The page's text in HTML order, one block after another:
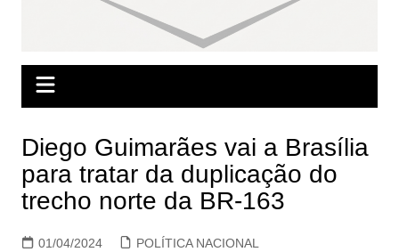
Diego Guimarães vai a Brasília
para tratar da duplicação do
trecho norte da BR-163
01/04/2024 POLÍTICA NACIONAL